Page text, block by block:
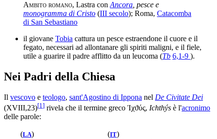
Ambito romano, Lastra con Ancora , pesce e
monogramma di Cristo (III secolo); Roma, Catacomba
di San Sebastiano
il giovane Tobia cattura un pesce estraendone il cuore e il
fegato, necessari ad allontanare gli spiriti maligni, e il fiele,
utile a guarire il padre afflitto da un leucoma (Tb 6,1-9 ).
Nei Padri della Chiesa
Il vescovo e teologo, sant'Agostino di Ippona nel De Civitate Dei
(XVIII,23)[1] rivela che il termine greco Ἰχϑύς, Ichthýs è l'acronimo
delle parole:
(LA) (IT)